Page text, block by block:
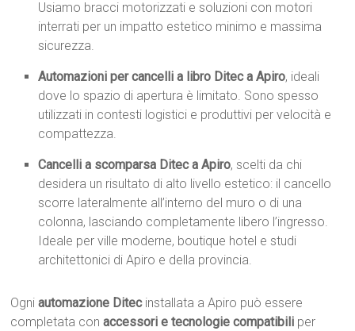
Usiamo bracci motorizzati e soluzioni con motori
interrati per un impatto estetico minimo e massima
sicurezza.
Automazioni per cancelli a libro Ditec a Apiro, ideali
dove lo spazio di apertura è limitato. Sono spesso
utilizzati in contesti logistici e produttivi per velocità e
compattezza.
Cancelli a scomparsa Ditec a Apiro, scelti da chi
desidera un risultato di alto livello estetico: il cancello
scorre lateralmente all’interno del muro o di una
colonna, lasciando completamente libero l’ingresso.
Ideale per ville moderne, boutique hotel e studi
architettonici di Apiro e della provincia.
Ogniautomazione Ditecinstallata a Apiro può essere
completata conaccessori e tecnologie compatibili per